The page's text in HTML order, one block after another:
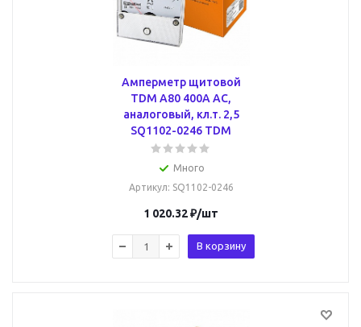
Амперметр щитовой
TDM А80 400А AC,
аналоговый, кл.т. 2,5
SQ1102-0246 TDM
Много
Артикул: SQ1102-0246
1 020.32₽/шт
В корзину